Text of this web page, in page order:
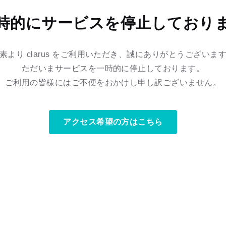
的にサービスを停止しており
より clarus をご利用いただき、誠にありがとうございます
ただいまサービスを一時的に停止しております。
ご利用の皆様にはご不便をおかけし申し訳ございません。
アクセス希望の方はこちら